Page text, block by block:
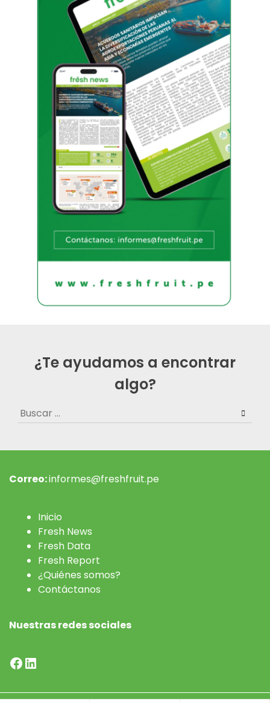
¿Te ayudamos a encontrar
algo?
Buscar:
Correo:informes@freshfruit.pe
Inicio
Fresh News
Fresh Data
Fresh Report
¿Quiénes somos?
Contáctanos
Nuestras redes sociales
Facebook
LinkedIn